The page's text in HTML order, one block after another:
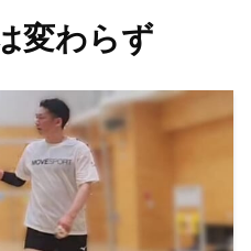
変わらず